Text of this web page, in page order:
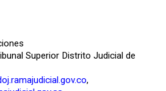
Superior Distrito Judicial de
,